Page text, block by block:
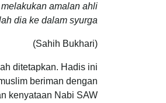
amalan ahli
dia ke dalam syurga.”
(Sahih Bukhari)
ditetapkan. Hadis ini
beriman dengan
kenyataan Nabi SAW